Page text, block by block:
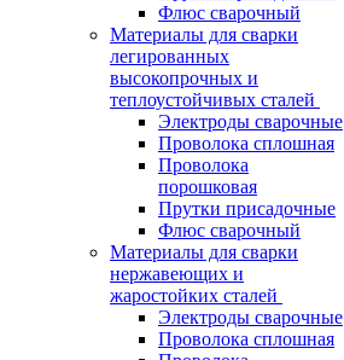
Флюс сварочный
Материалы для сварки
легированных
высокопрочных и
теплоустойчивых сталей
Электроды сварочные
Проволока сплошная
Проволока
порошковая
Прутки присадочные
Флюс сварочный
Материалы для сварки
нержавеющих и
жаростойких сталей
Электроды сварочные
Проволока сплошная